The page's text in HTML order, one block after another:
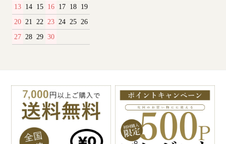
13 14 15 16 17 18 19
20 21 22 23 24 25 26
27 28 29 30